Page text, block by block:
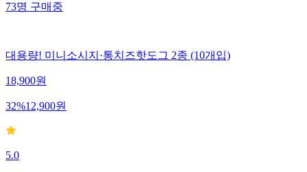
73명구매중
대용량! 미니소시지·통치즈핫도그 2종 (10개입)
18,900원
32%12,900원
5.0